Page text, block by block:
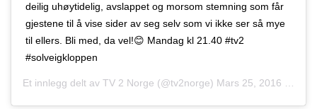
deilig uhøytidelig, avslappet og morsom stemning som får
gjestene til å vise sider av seg selv som vi ikke ser så mye
til ellers. Bli med, da vel!😊 Mandag kl 21.40 #tv2
#solveigkloppen
Et innlegg delt av TV 2 Norge (@tv2norge) Mars 25, 2016 kl. 1:13 PDT